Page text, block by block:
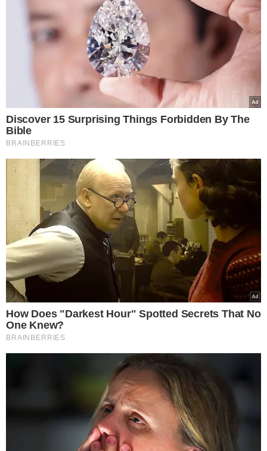
VER COMENTÁRIOS
VEJA TAMBÉM
ELEIÇÕES 2026
Alfredo Gaspar como
vice na chapa à
Presidência
VEJA MAIS NOTÍCIAS